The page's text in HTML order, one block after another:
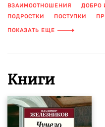
ВЗАИМООТНОШЕНИЯ ДОБРО
ПОДРОСТКИ
ПОСТУПКИ
РУССКАЯ КЛАССИКА
ПОКАЗАТЬ ЕЩЕ
Книги